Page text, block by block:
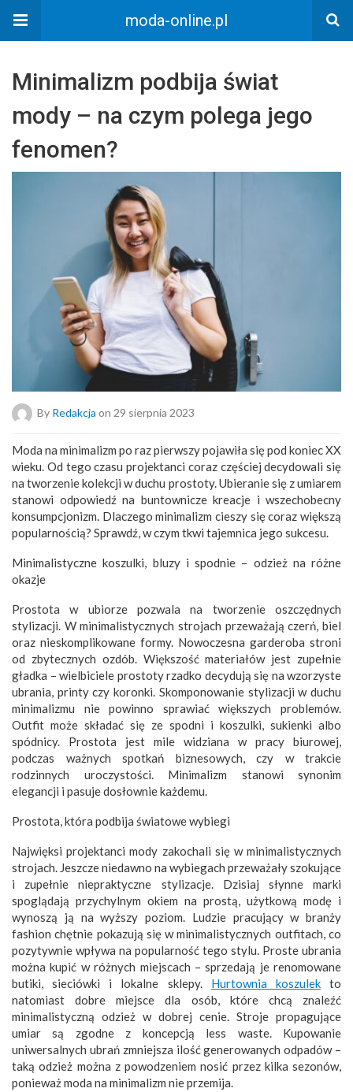
moda-online.pl
Minimalizm podbija świat
mody – na czym polega jego
fenomen?
By Redakcja on 29 sierpnia 2023
Moda na minimalizm po raz pierwszy pojawiła się pod koniec XX
wieku. Od tego czasu projektanci coraz częściej decydowali się
na tworzenie kolekcji w duchu prostoty. Ubieranie się z umiarem
stanowi odpowiedź na buntownicze kreacje i wszechobecny
konsumpcjonizm. Dlaczego minimalizm cieszy się coraz większą
popularnością? Sprawdź, w czym tkwi tajemnica jego sukcesu.
Minimalistyczne koszulki, bluzy i spodnie – odzież na różne
okazje
Prostota w ubiorze pozwala na tworzenie oszczędnych
stylizacji. W minimalistycznych strojach przeważają czerń, biel
oraz nieskomplikowane formy. Nowoczesna garderoba stroni
od zbytecznych ozdób. Większość materiałów jest zupełnie
gładka – wielbiciele prostoty rzadko decydują się na wzorzyste
ubrania, printy czy koronki. Skomponowanie stylizacji w duchu
minimalizmu nie powinno sprawiać większych problemów.
Outfit może składać się ze spodni i koszulki, sukienki albo
spódnicy. Prostota jest mile widziana w pracy biurowej,
podczas ważnych spotkań biznesowych, czy w trakcie
rodzinnych uroczystości. Minimalizm stanowi synonim
elegancji i pasuje dosłownie każdemu.
Prostota, która podbija światowe wybiegi
Najwięksi projektanci mody zakochali się w minimalistycznych
strojach. Jeszcze niedawno na wybiegach przeważały szokujące
i zupełnie niepraktyczne stylizacje. Dzisiaj słynne marki
spoglądają przychylnym okiem na prostą, użytkową modę i
wynoszą ją na wyższy poziom. Ludzie pracujący w branży
fashion chętnie pokazują się w minimalistycznych outfitach, co
pozytywnie wpływa na popularność tego stylu. Proste ubrania
można kupić w różnych miejscach – sprzedają je renomowane
butiki, sieciówki i lokalne sklepy. Hurtownia koszulekto
natomiast dobre miejsce dla osób, które chcą znaleźć
minimalistyczną odzież w dobrej cenie. Stroje propagujące
umiar są zgodne z koncepcją less waste. Kupowanie
uniwersalnych ubrań zmniejsza ilość generowanych odpadów –
taką odzież można z powodzeniem nosić przez kilka sezonów,
ponieważ moda na minimalizm nie przemija.